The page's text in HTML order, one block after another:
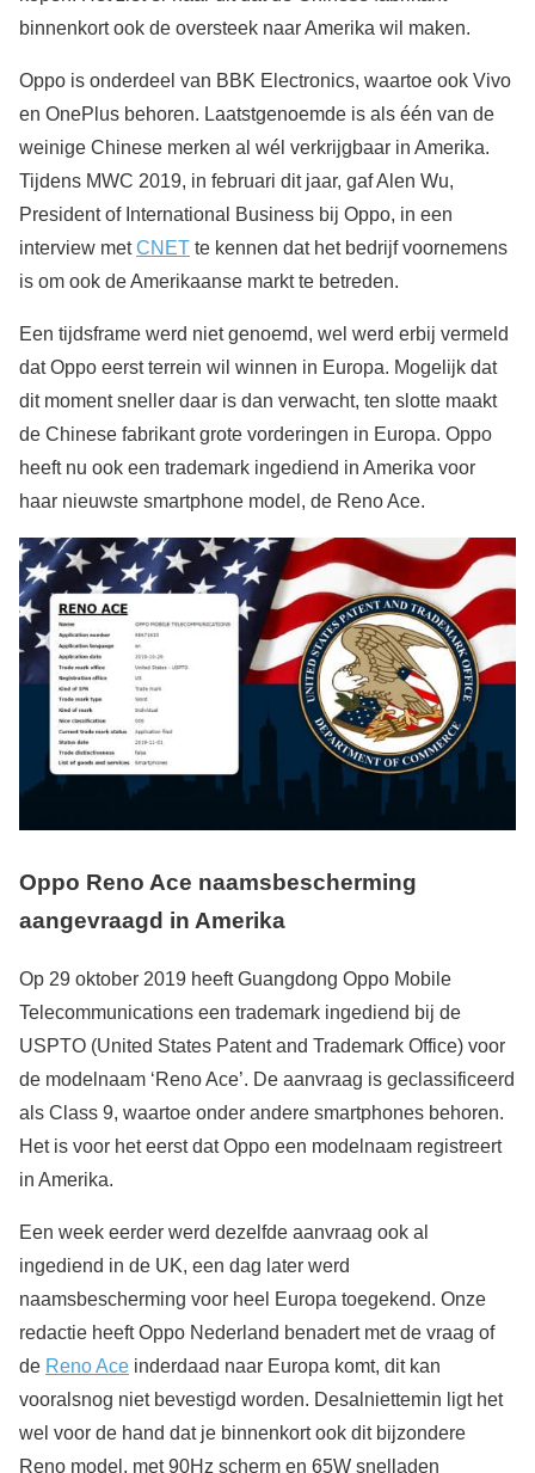
binnenkort ook de oversteek naar Amerika wil maken.
Oppo is onderdeel van BBK Electronics, waartoe ook Vivo
en OnePlus behoren. Laatstgenoemde is als één van de
weinige Chinese merken al wél verkrijgbaar in Amerika.
Tijdens MWC 2019, in februari dit jaar, gaf Alen Wu,
President of International Business bij Oppo, in een
interview metCNET te kennen dat het bedrijf voornemens
is om ook de Amerikaanse markt te betreden.
Een tijdsframe werd niet genoemd, wel werd erbij vermeld
dat Oppo eerst terrein wil winnen in Europa. Mogelijk dat
dit moment sneller daar is dan verwacht, ten slotte maakt
de Chinese fabrikant grote vorderingen in Europa. Oppo
heeft nu ook een trademark ingediend in Amerika voor
haar nieuwste smartphone model, de Reno Ace.
Oppo Reno Ace naamsbescherming
aangevraagd in Amerika
Op 29 oktober 2019 heeft Guangdong Oppo Mobile
Telecommunications een trademark ingediend bij de
USPTO (United States Patent and Trademark Office) voor
de modelnaam ‘Reno Ace’. De aanvraag is geclassificeerd
als Class 9, waartoe onder andere smartphones behoren.
Het is voor het eerst dat Oppo een modelnaam registreert
in Amerika.
Een week eerder werd dezelfde aanvraag ook al
ingediend in de UK, een dag later werd
naamsbescherming voor heel Europa toegekend. Onze
redactie heeft Oppo Nederland benadert met de vraag of
de Reno Ace inderdaad naar Europa komt, dit kan
vooralsnog niet bevestigd worden. Desalniettemin ligt het
wel voor de hand dat je binnenkort ook dit bijzondere
Reno model, met 90Hz scherm en 65W snelladen